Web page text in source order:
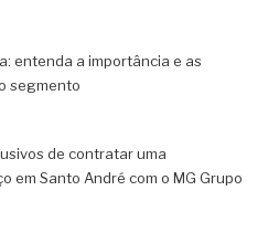
entenda a importância e as
segmento
de contratar uma
em Santo André com o MG Grupo